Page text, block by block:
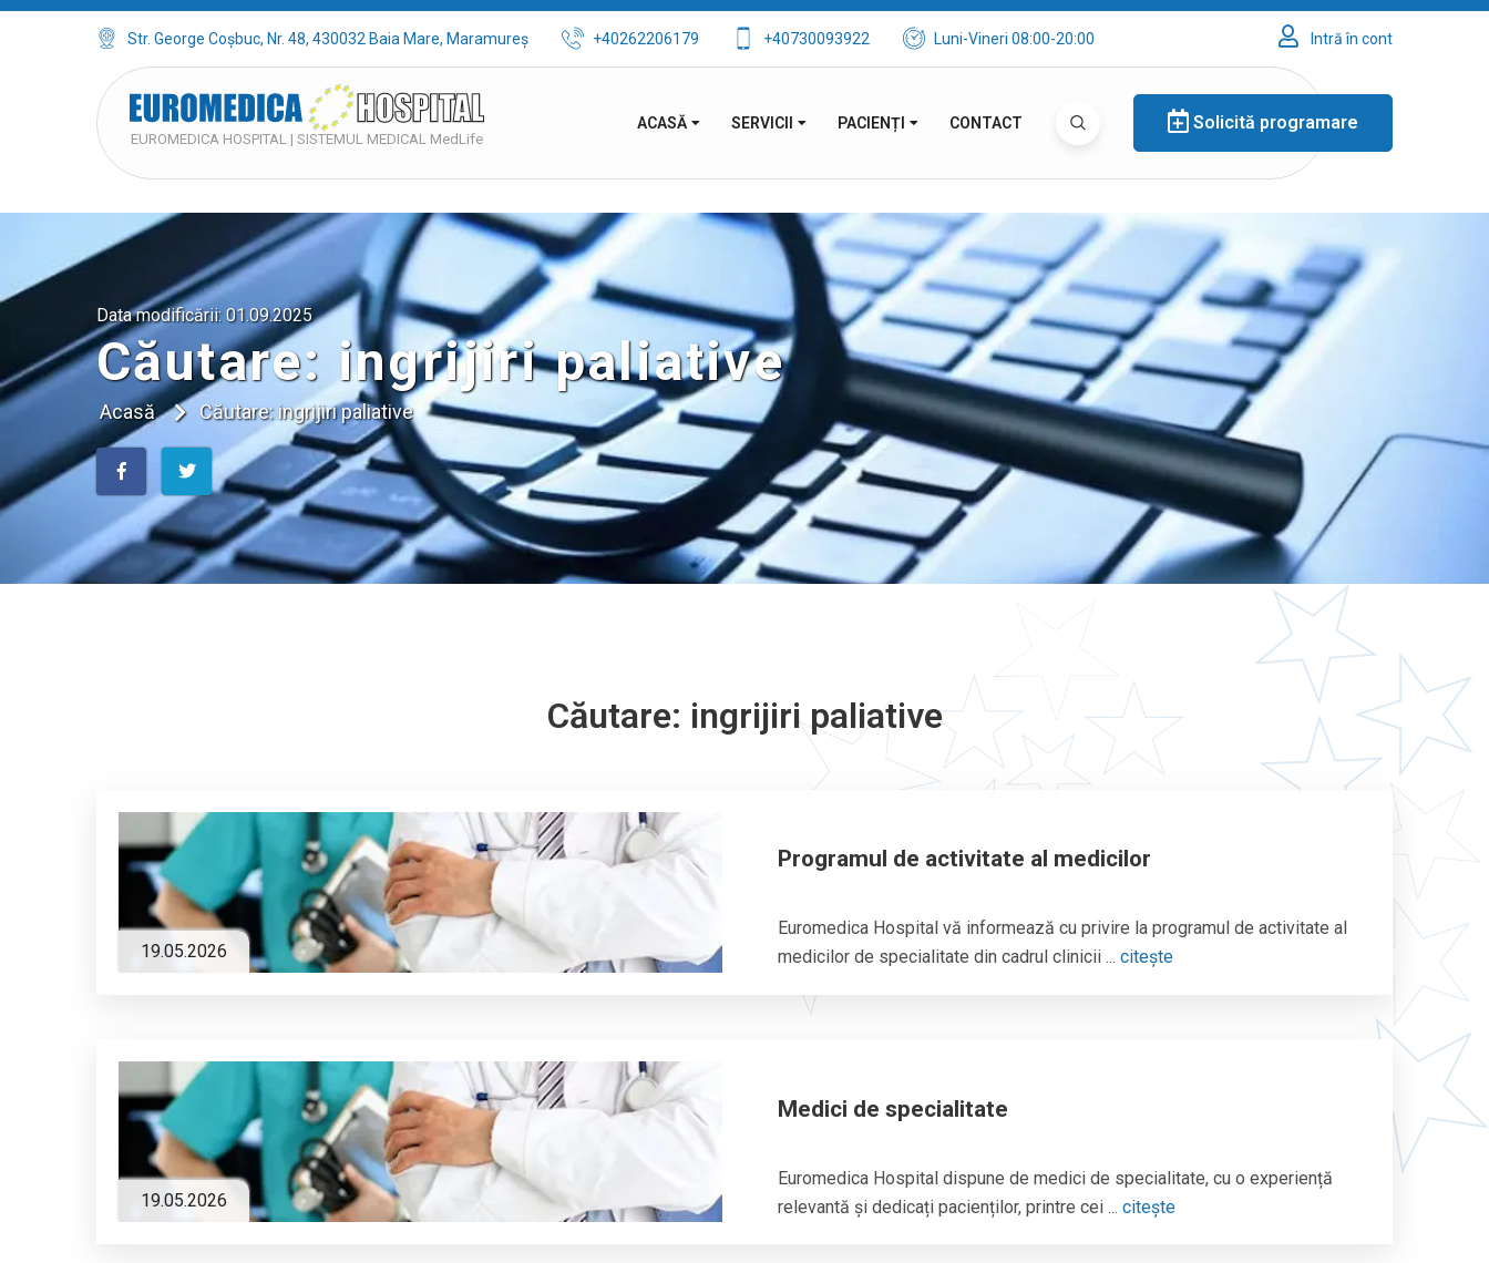
Str. George Coșbuc, Nr. 48, 430032 Baia Mare, Maramureș +40262206179 +40730093922 Luni-Vineri 08:00-20:00 Intră în cont
EUROMEDICA HOSPITAL | SISTEMUL MEDICAL MedLife
ACASĂ SERVICII PACIENȚI CONTACT Solicită programare
Data modificării:01.09.2025
Căutare: ingrijiri paliative
Acasă Căutare: ingrijiri paliative
Căutare: ingrijiri paliative
19.05.2026
Programul de activitate al medicilor
Euromedica Hospital vă informează cu privire la programul de activitate al
medicilor de specialitate din cadrul clinicii ... citește
19.05.2026
Medici de specialitate
Euromedica Hospital dispune de medici de specialitate, cu o experiență
relevantă și dedicați pacienților, printre cei ... citește